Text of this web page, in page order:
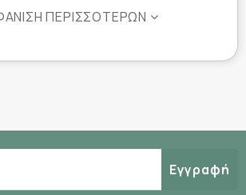
χρήση και για χρήση
ΠΕΡΙΣΣΌΤΕΡΩΝ
Εγγραφή